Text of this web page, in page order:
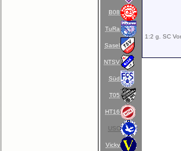
B08
TuRa
Sasel
NTSV
Süd
T05
HT16
USC
Vicky
1:2 g. SC